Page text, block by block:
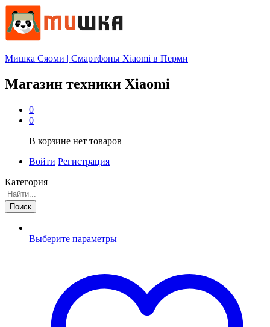
Мишка Сяоми | Смартфоны Xiaomi в Перми
Магазин техники Xiaomi
0
0
В корзине нет товаров
Войти Регистрация
Категория
Поиск
Выберите параметры